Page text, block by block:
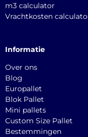
m3 calculator
Vrachtkosten
Informatie
Over ons
Blog
Europallet
Blok Pallet
Mini pallets
Custom Size Pallet
Bestemmingen